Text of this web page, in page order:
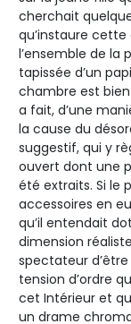
cherchait
qu’instaure
l’ensemble de la
tapissée d’un
chambre est
a fait, d’une
la cause du
suggestif, qui y
ouvert dont une
été extraits. Si le
accessoires en
qu’il entendait
dimension
spectateur
tension d’ordre
cet Intérieur et
un drame